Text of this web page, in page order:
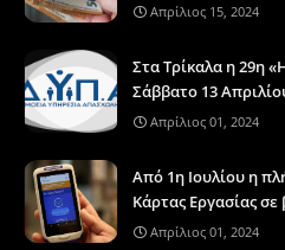
Απρίλιος 15, 2024
Στα Τρίκαλα η 29η
Σάββατο 13
Απρίλιος 01, 2024
Από 1η Ιουλίου η
Κάρτας Εργασίας σε
Απρίλιος 01, 2024